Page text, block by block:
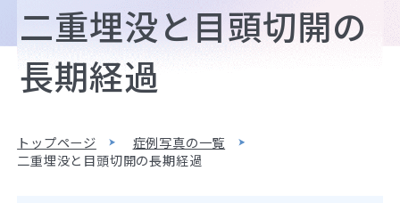
二重埋没と目頭切開の
長期経過
トップページ
症例写真の一覧
二重埋没と目頭切開の長期経過